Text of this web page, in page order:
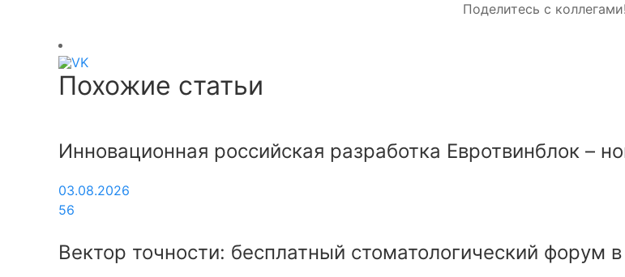
Поделитесь с коллегами!
Похожие статьи
Инновационная российская разработка Евротвинблок –
03.08.2026
56
Вектор точности: бесплатный стоматологический форум